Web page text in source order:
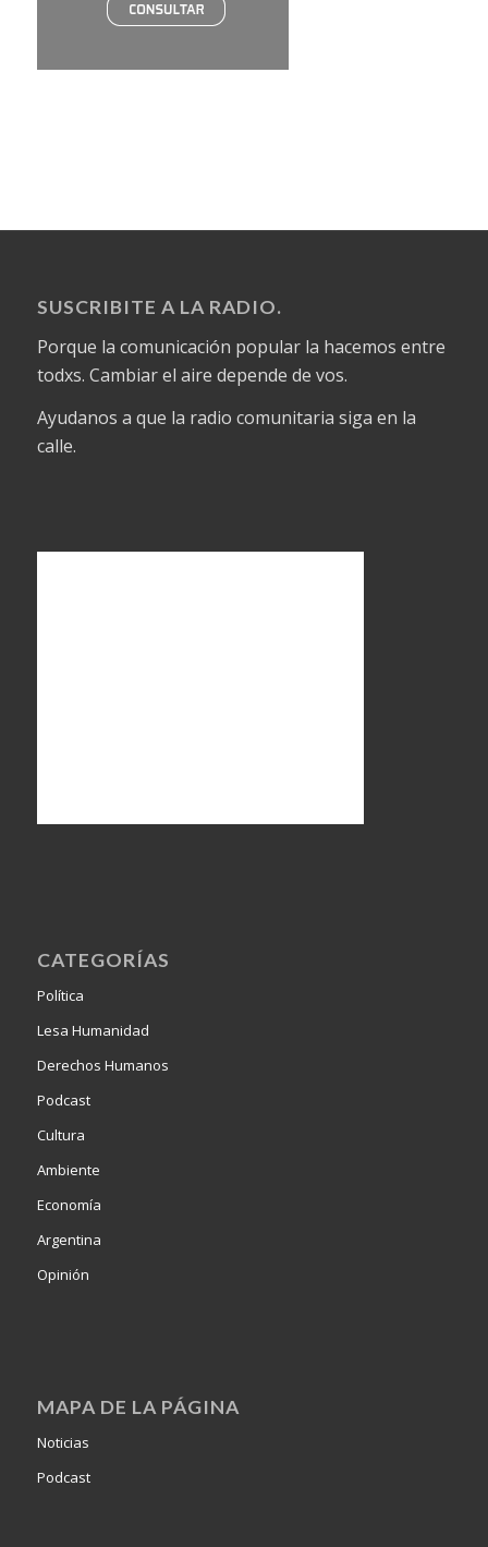
SUSCRIBITE A LA RADIO.
Porque la comunicación popular la hacemos entre
todxs. Cambiar el aire depende de vos.
Ayudanos a que la radio comunitaria siga en la
calle.
CATEGORÍAS
Política
Lesa Humanidad
Derechos Humanos
Podcast
Cultura
Ambiente
Economía
Argentina
Opinión
MAPA DE LA PÁGINA
Noticias
Podcast